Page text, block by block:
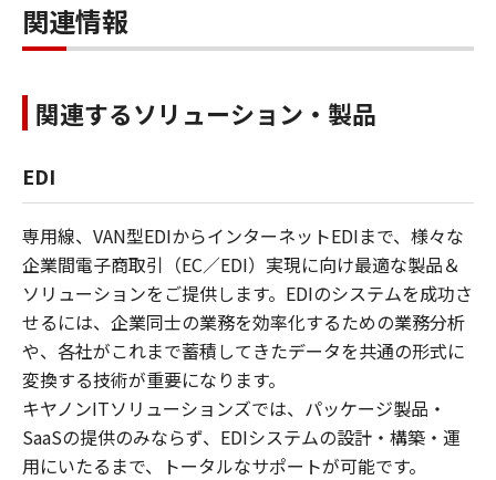
関連情報
関連するソリューション・製品
EDI
専用線、VAN型EDIからインターネットEDIまで、様々な
企業間電子商取引（EC／EDI）実現に向け最適な製品＆
ソリューションをご提供します。EDIのシステムを成功さ
せるには、企業同士の業務を効率化するための業務分析
や、各社がこれまで蓄積してきたデータを共通の形式に
変換する技術が重要になります。
キヤノンITソリューションズでは、パッケージ製品・
SaaSの提供のみならず、EDIシステムの設計・構築・運
用にいたるまで、トータルなサポートが可能です。